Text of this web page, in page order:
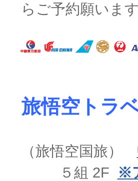
らご予約願いま
旅悟空トラ
（旅悟空国旅）
５組 2F
※